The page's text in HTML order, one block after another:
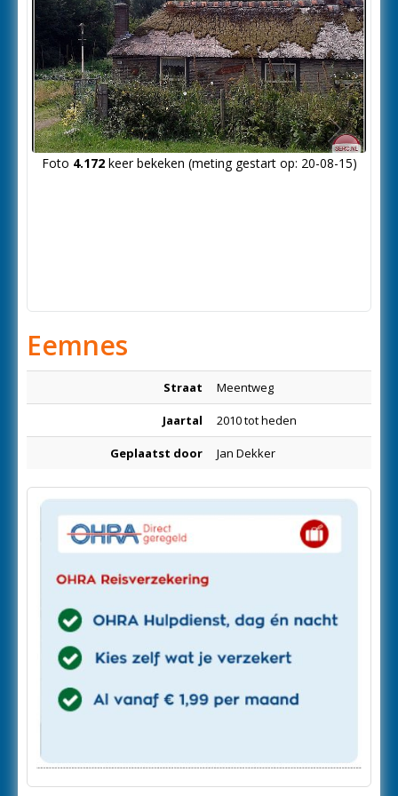
Volgende
Foto 4.172keer bekeken (meting gestart op: 20-08-15)
Eemnes
Straat Meentweg
Jaartal 2010 tot heden
Geplaatst door Jan Dekker